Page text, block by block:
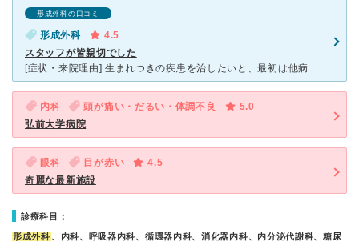
形成外科の口コミ
形成外科
4.5
スタッフが皆親切でした
[症状・来院理由] 生まれつきの疾患を治したいと、最初は他病院で診察を受けましたが、そこでは対応できなかったため紹介を受け受診しました。 [医師の診断・治療法] 生まれつき骨が変形しており、生活
内科 頭が痛い・だるい・体調不良
5.0
弘前大学病院
眼科 目が赤い
4.5
奇麗な最新施設
診療科目：
形成外科 、内科、呼吸器内科、循環器内科、消化器内科、内分泌代謝科、糖尿